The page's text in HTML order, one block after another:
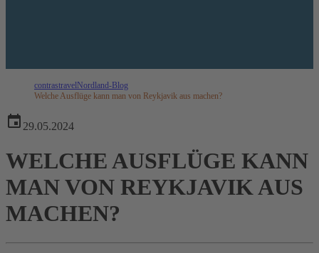
contrastravelNordland-Blog
Welche Ausflüge kann man von Reykjavik aus machen?
29.05.2024
WELCHE AUSFLÜGE KANN
MAN VON REYKJAVIK AUS
MACHEN?